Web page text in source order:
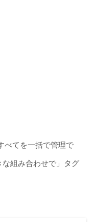
べてを一括で管理で
組み合わせで」タグ